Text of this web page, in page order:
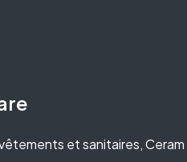
et sanitaires, Ceram